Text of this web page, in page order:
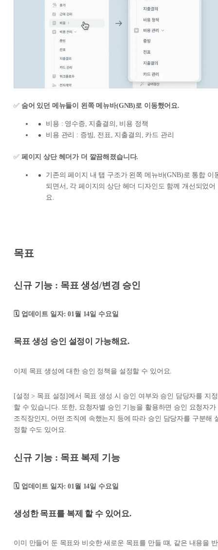
✅ 숨어 있던 메뉴들이 왼쪽 메뉴바(GNB)로 이동했어요.
비용 : 영수증, 지출결의, 비용 정책
비용 관리 : 증빙, 전표, 지출결의, 카드 관리
✅ 페이지 상단 헤더가 더 깔끔해졌습니다.
기존의 페이지 내 탭 구조가 왼쪽 메뉴바(GNB)로 통합 이
되면서, 각 페이지의 상단 헤더 디자인도 함께 개선되었어
요.
목표
신규 기능 : 목표 생성/변경 승인
🗓️ 업데이트 일자: 01월 14일 수요일
목표 생성 승인 설정이 가능해요.
이제 목표 생성에 대한 승인 정책을 설정할 수 있어요.
[설정 > 목표 설정]에서 목표 생성 시 승인 여부와 승인 담당자를 지정
할 수 있습니다. 또한, 요청자별 승인 기능을 활용하면 승인 요청자가
조직장인지, 어떤 조직에 속했는지 등에 따라 승인 담당자를 구분해
정할 수도 있어요.
신규 기능 : 목표 복제 기능
🗓️ 업데이트 일자: 01월 14일 수요일
생성한 목표를 복제 할 수 있어요.
이미 만들어 둔 목표와 비슷한 새로운 목표를 만들 떄, 같은 내용을 반